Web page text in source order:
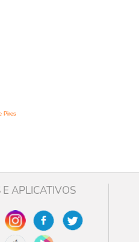
Pires
E APLICATIVOS